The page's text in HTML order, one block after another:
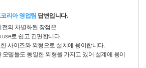
리아 영업팀 답변입니다.
전의 차별화된 장점은
use로 쉽고 간편합니다.
사이즈와 외형으로 설치에 용이합니다.
모델들도 동일한 외형을 가지고 있어 설계에 용이